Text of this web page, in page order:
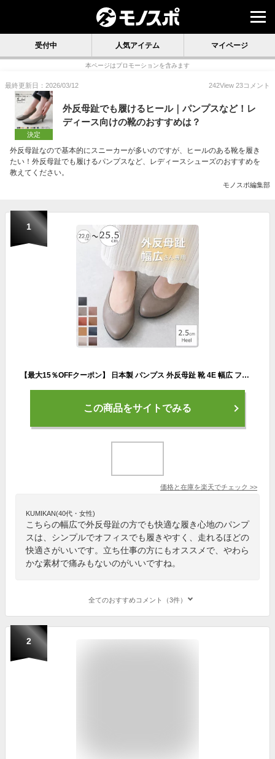
受付中 人気アイテム マイページ
本ページはプロモーションを含みます
最終更新日：2026/03/12 242View 23コメント
決定
外反母趾でも履けるヒール｜パンプスなど！レ
ディース向けの靴のおすすめは？
外反母趾なので基本的にスニーカーが多いのですが、ヒールのある靴を履き
たい！外反母趾でも履けるパンプスなど、レディースシューズのおすすめを
教えてください。
モノスポ編集部
1
【最大15％OFFクーポン】 日本製 パンプス 外反母趾 靴 4E 幅広 フラットシューズ ローヒール ぺたんこ 痛くない 柔らかい 長時間 疲れない 歩きやすい 走れる フォーマル オフィス 仕事用 通勤 立ち仕事 冠婚葬祭 結婚式 大きいサイズ 黒 ブラック おしゃれ レディース靴
この商品をサイトでみる
価格と在庫を楽天でチェック >>
KUMIKAN(40代・女性)
こちらの幅広で外反母趾の方でも快適な履き心地のパンプ
スは、シンプルでオフィスでも履きやすく、走れるほどの
快適さがいいです。立ち仕事の方にもオススメで、やわら
かな素材で痛みもないのがいいですね。
全てのおすすめコメント（3件）
2